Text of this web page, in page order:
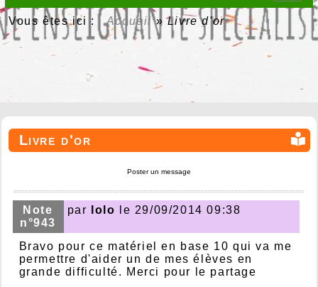
Vous êtes ici :Accueil»Livre d'or
Livre d'or
Poster un message
Note
n°943
par lolo le 29/09/2014 09:38
Bravo pour ce matériel en base 10 qui va me
permettre d'aider un de mes élèves en
grande difficulté. Merci pour le partage